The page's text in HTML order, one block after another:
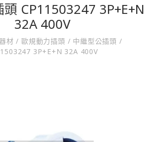
CP11503247 3P+E+N
32A 400V
材/ 歐規動力插頭 / 中繼型公插頭 /
3P+E+N 32A 400V